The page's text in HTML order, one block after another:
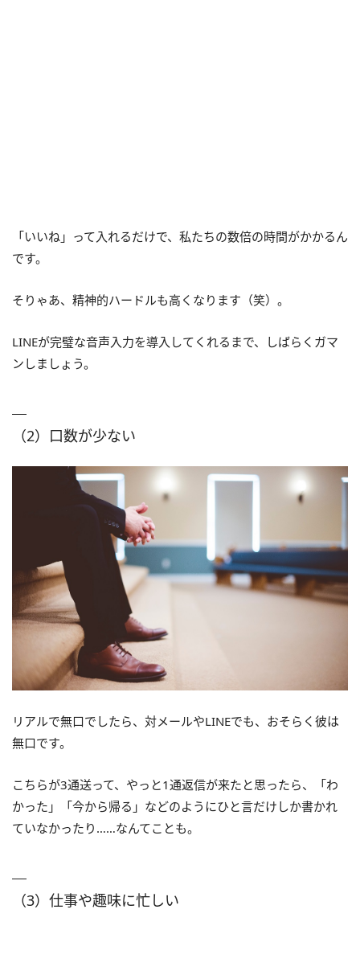
「いいね」って入れるだけで、私たちの数倍の時間がかかるん
です。
そりゃあ、精神的ハードルも高くなります（笑）。
LINEが完璧な音声入力を導入してくれるまで、しばらくガマ
ンしましょう。
（2）口数が少ない
リアルで無口でしたら、対メールやLINEでも、おそらく彼は
無口です。
こちらが3通送って、やっと1通返信が来たと思ったら、「わ
かった」「今から帰る」などのようにひと言だけしか書かれ
ていなかったり……なんてことも。
（3）仕事や趣味に忙しい